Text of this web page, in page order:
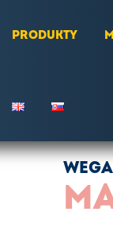
PRODUKTY